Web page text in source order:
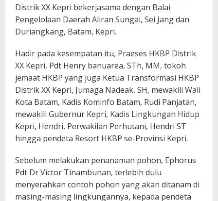
Distrik XX Kepri bekerjasama dengan Balai
Pengelolaan Daerah Aliran Sungai, Sei Jang dan
Duriangkang, Batam, Kepri.
Hadir pada kesempatan itu, Praeses HKBP Distrik
XX Kepri, Pdt Henry banuarea, STh, MM, tokoh
jemaat HKBP yang juga Ketua Transformasi HKBP
Distrik XX Kepri, Jumaga Nadeak, SH, mewakili Wali
Kota Batam, Kadis Kominfo Batam, Rudi Panjatan,
mewakili Gubernur Kepri, Kadis Lingkungan Hidup
Kepri, Hendri, Perwakilan Perhutani, Hendri ST
hingga pendeta Resort HKBP se-Provinsi Kepri.
Sebelum melakukan penanaman pohon, Ephorus
Pdt Dr Victor Tinambunan, terlebih dulu
menyerahkan contoh pohon yang akan ditanam di
masing-masing lingkungannya, kepada pendeta